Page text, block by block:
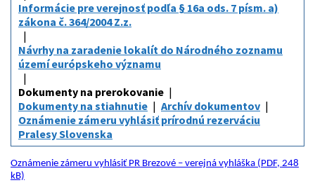
Informácie pre verejnosť podľa § 16a ods. 7 písm. a)
zákona č. 364/2004 Z.z.
Návrhy na zaradenie lokalít do Národného zoznamu
území európskeho významu
Dokumenty na prerokovanie
Dokumenty na stiahnutie
Archív dokumentov
Oznámenie zámeru vyhlásiť prírodnú rezerváciu
Pralesy Slovenska
Oznámenie zámeru vyhlásiť PR Brezové – verejná vyhláška (PDF, 248
kB)